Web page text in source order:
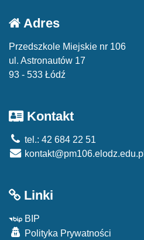
Adres
Przedszkole Miejskie nr 106
ul. Astronautów 17
93 - 533 Łódź
Kontakt
tel.: 42 684 22 51
kontakt@pm106.elodz.edu.pl
Linki
BIP
Polityka Prywatności